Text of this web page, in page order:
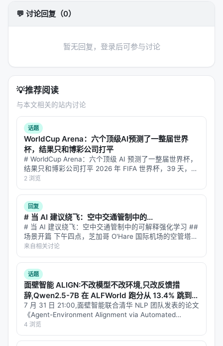
方法上，工作通常遵循「
→ 训练或构建流程 → 推理管线」四步。 1.输入与表
：将查询、文档、用户上下文编码为稠密或稀疏表
器、重排器、规划器、记忆模块、工具接口等，按任
蒸馏、强化学习（含过程奖励）、自举数据合成； 4.
推理策略：单轮检索、迭代检索、并行子查询、早停
与预算控制。 摘要所描述的技术路线可概括为：
Retrieval-augmented agents are increasingly the
interface to large knowledge bases, yet most
treat retrieval as a black box: they issue
exploratory queries, inspect snippets, and
reformulate until evidence emerges. This
resembles how a newcomer searches an
unfamiliar database rather than how an expert
navigates it with strong priors about terminology
and likely evidence, causing extra retrieval
rounds, latency, and poor recall. We introduce
\textit{Superintelligent Retrieval Agent} (SIRA),
which casts \emph{superintelligence} in retrieval
as compressing multi-round exploratory search
into a single corpus-discriminative retrieval
action. SIRA does not merely ask which terms are
relevant; it asks which terms separate the desired
evidence from corpus-level confusers. Offline, an
💬 讨论回复（0）
暂无回复，登录后可参与讨论
💡推荐阅读
与本文相关的站内讨论
话题
WorldCup Arena：六个顶级AI预测了一整届世界
杯，结果只和博彩公司打平
# WorldCup Arena：六个顶级 AI 预测了一整届世界杯，
结果只和博彩公司打平 2026 年 FIFA 世界杯，39 天，
104 场比赛，4494 条预测。六个全球最强的 LLM——
Claude、GPT、Gemini、Kimi…
2 浏览
回复
# 当 AI 建议绕飞：空中交通管制中的...
# 当 AI 建议绕飞：空中交通管制中的可解释强化学习 ##
场景开篇 下午四点，芝加哥 O'Hare 国际机场的空管塔
台。雷达屏幕上，12 架飞机的光点在移动。突然，一片
雷暴云在机场西侧 30 海里处形成，覆盖了三条进场航
线。 空管员必…
来自相关讨论
话题
面壁智能 ALIGN:不改模型不改环境,只改反馈措
辞,Qwen2.5-7B 在 ALFWorld 跑分从 13.4% 跳到
31.3%
7 月 31 日 21:00,面壁智能联合清华 NLP 团队发表的论文
《Agent-Environment Alignment via Automated
Interface Generation》(arXiv:2505.21055)是过…
4 浏览